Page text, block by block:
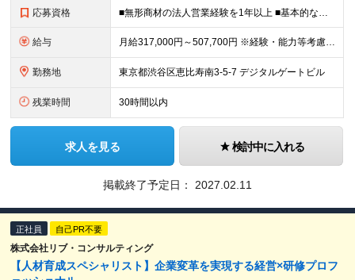
応募資格 ■無形商材の法人営業経験を1年以上 ■基本的な課題解決能力、論理的思考力をお持ちの方 ■協調性があり、チームとして結果にコミットできる方 ■Web広告業界でスキルアップしたい方
給与 月給317,000円～507,700円 ※経験・能力等考慮の上、規定により優遇 ※固定残業代（30時間相当の残業手当及び深夜勤務手当として69,750円～87,120円）を月給に含んで支給 ※超過分
勤務地 東京都渋谷区恵比寿南3-5-7 デジタルゲートビル
残業時間 30時間以内
求人を見る 検討中に入れる
掲載終了予定日： 2027.02.11
正社員 自己PR不要
株式会社リブ・コンサルティング
【人材育成スペシャリスト】企業変革を実現する経営×研修プロフ